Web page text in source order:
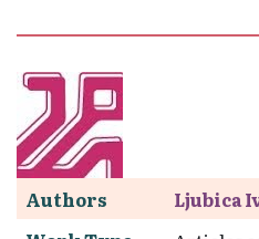
Authors
Ljubica